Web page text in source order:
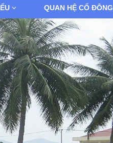
QUAN HỆ CỔ ĐÔNG